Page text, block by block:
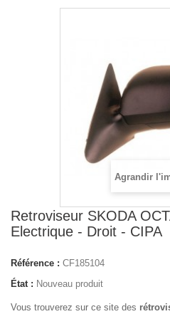
Agrandir
Retroviseur SKODA
Electrique - Droit - CIPA
Référence : CF185104
État : Nouveau produit
Vous trouverez sur ce site des